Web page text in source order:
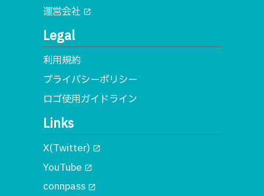
運営会社 open_in_new
Legal
利用規約
プライバシーポリシー
ロゴ使用ガイドライン
Links
X(Twitter) open_in_new
YouTube open_in_new
connpass open_in_new